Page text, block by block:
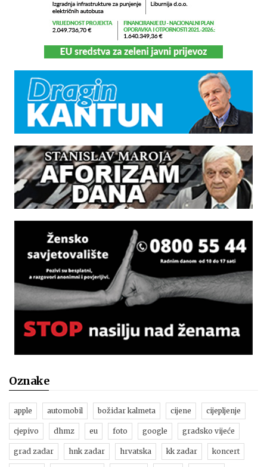
Oznake
apple automobil božidar kalmeta cijene cijepljenje
cjepivo dhmz eu foto google gradsko vijeće
grad zadar hnk zadar hrvatska kk zadar koncert